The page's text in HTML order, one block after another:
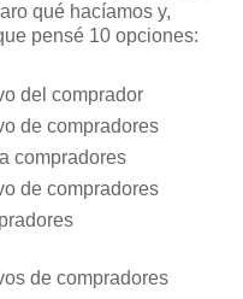
qué hacíamos y,
pensé 10 opciones:
del comprador
de compradores
compradores
de compradores
de compradores